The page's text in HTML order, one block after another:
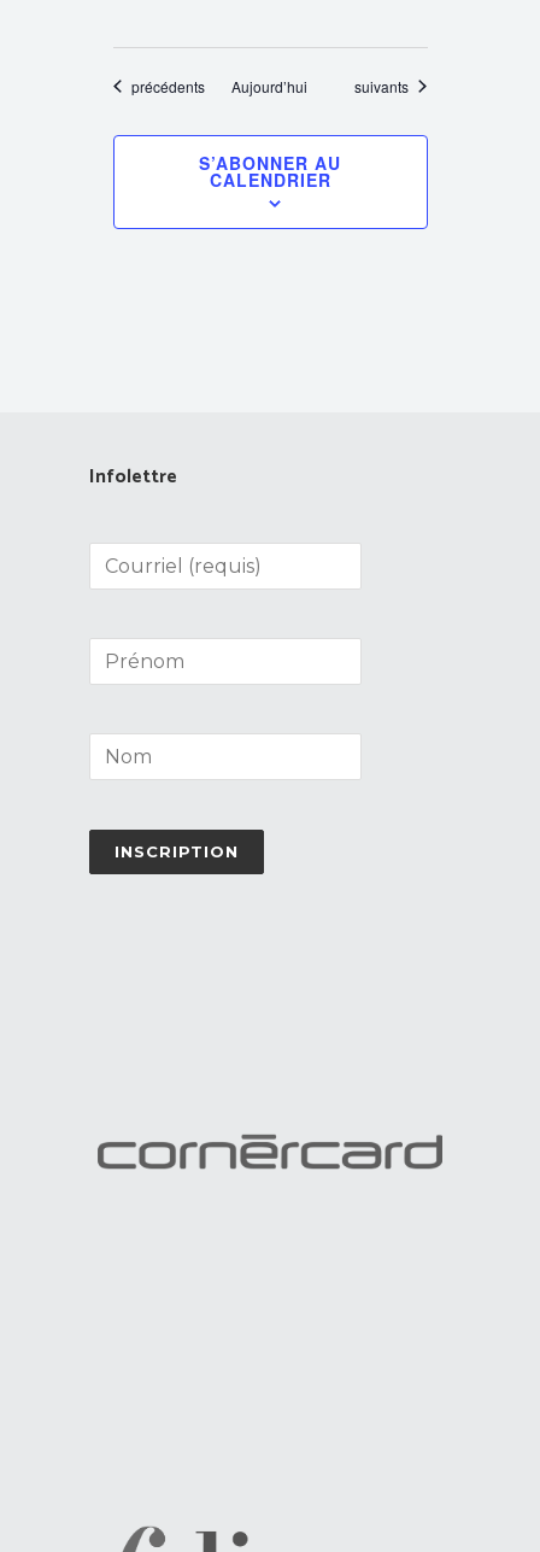
Évènements
précédents Aujourd’hui Évènements
suivants
S’ABONNER AU
CALENDRIER
Infolettre